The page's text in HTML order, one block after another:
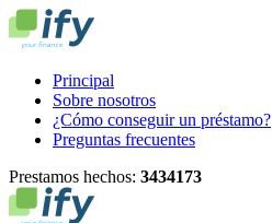
Principal
Sobre nosotros
¿Cómo conseguir un préstamo?
Preguntas frecuentes
Prestamos hechos: 3434173